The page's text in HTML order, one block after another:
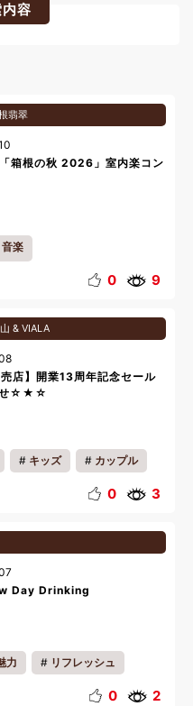
容
翡翠
箱根の秋 2026」室内楽コン
音楽
0 9
& VIALA
】開業13周年記念セール
せ☆★☆
キッズ カップル
0 3
Day Drinking
力 リフレッシュ
0 2